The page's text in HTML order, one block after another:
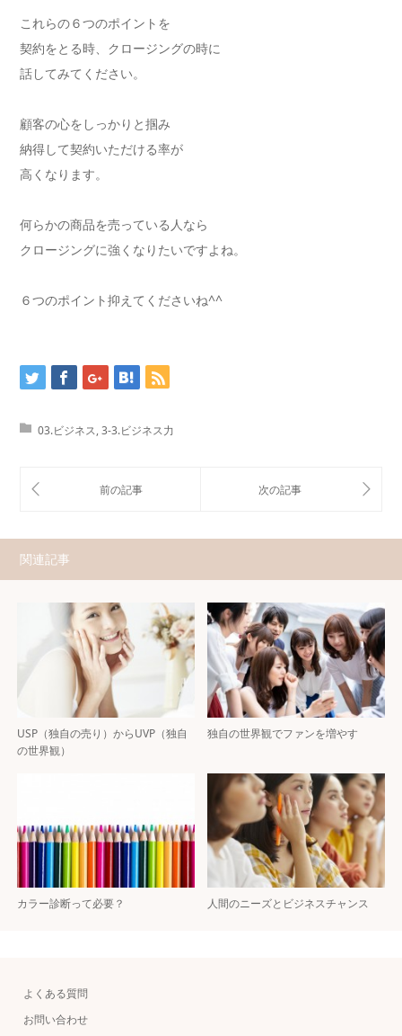
これらの６つのポイントを
契約をとる時、クロージングの時に
話してみてください。
顧客の心をしっかりと掴み
納得して契約いただける率が
高くなります。
何らかの商品を売っている人なら
クロージングに強くなりたいですよね。
６つのポイント抑えてくださいね^^
03.ビジネス,3-3.ビジネス力
関連記事
USP（独自の売り）からUVP（独自
の世界観）
独自の世界観でファンを増やす
カラー診断って必要？ 人間のニーズとビジネスチャンス
よくある質問
お問い合わせ